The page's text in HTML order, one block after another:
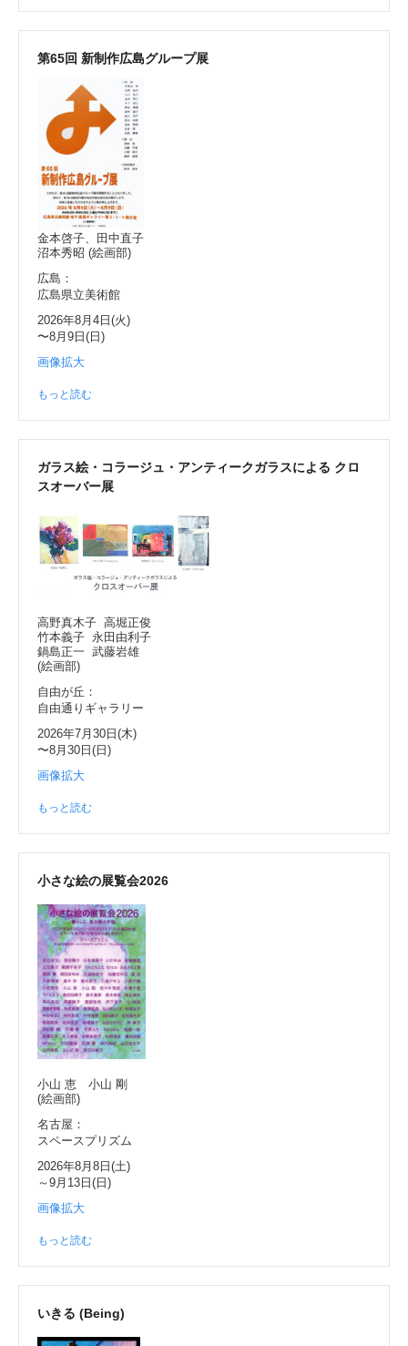
第65回 新制作広島グループ展
金本啓子、田中直子
沼本秀昭 (絵画部)
広島：
広島県立美術館
2026年8月4日(火)
〜8月9日(日)
画像拡大
もっと読む
ガラス絵・コラージュ・アンティークガラスによる クロ
スオーバー展
高野真木子 高堀正俊
竹本義子 永田由利子
鍋島正一 武藤岩雄
(絵画部)
自由が丘：
自由通りギャラリー
2026年7月30日(木)
〜8月30日(日)
画像拡大
もっと読む
小さな絵の展覧会2026
小山 恵 小山 剛
(絵画部)
名古屋：
スペースプリズム
2026年8月8日(土)
～9月13日(日)
画像拡大
もっと読む
いきる (Being)